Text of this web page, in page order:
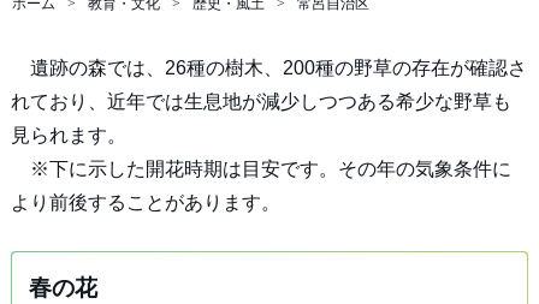
ホーム 教育・文化 歴史・風土 常呂自治区
遺跡の森では、26種の樹木、200種の野草の存在が確認さ
れており、近年では生息地が減少しつつある希少な野草も
見られます。
※下に示した開花時期は目安です。その年の気象条件に
より前後することがあります。
春の花